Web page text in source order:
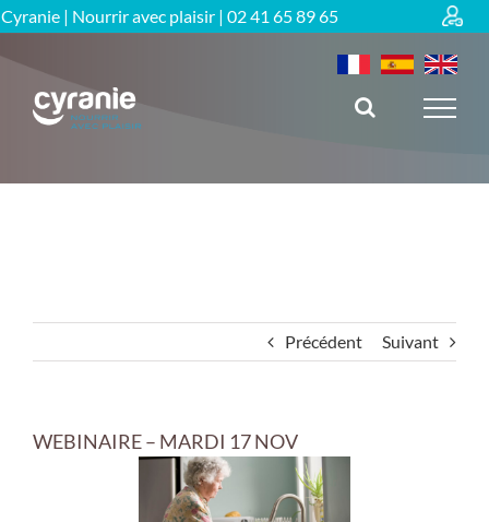
Passer
au
Cyranie | Nourrir avec plaisir | 02 41 65 89 65
Précédent Suivant
WEBINAIRE – MARDI 17 NOV